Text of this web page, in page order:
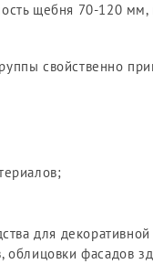
щебня 70-120 мм,
свойственно
для декоративной
облицовки фасадов